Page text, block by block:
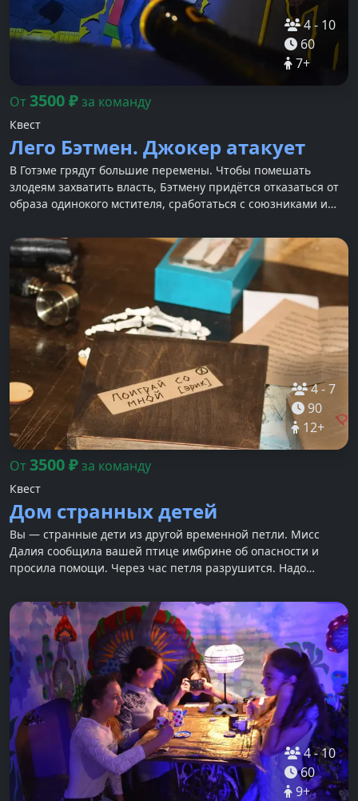
4- 10
60
7+
От3500₽за команду
Квест
Лего Бэтмен. Джокер атакует
В Готэме грядут большие перемены. Чтобы помешать
злодеям захватить власть, Бэтмену придётся отказаться от
образа одинокого мстителя, сработаться с союзниками и
4-7
90
12+
От3500₽за команду
Квест
Дом странных детей
Вы — странные дети из другой временной петли. Мисс
Далия сообщила вашей птице имбрине об опасности и
просила помощи. Через час петля разрушится. Надо
4-10
60
9+